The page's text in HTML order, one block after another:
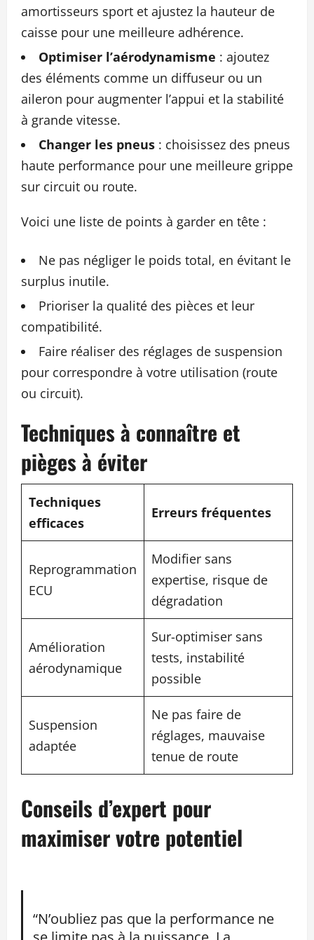
amortisseurs sport et ajustez la hauteur de
caisse pour une meilleure adhérence.
Optimiser l’aérodynamisme : ajoutez
des éléments comme un diffuseur ou un
aileron pour augmenter l’appui et la stabilité
à grande vitesse.
Changer les pneus : choisissez des pneus
haute performance pour une meilleure grippe
sur circuit ou route.
Voici une liste de points à garder en tête :
Ne pas négliger le poids total, en évitant le
surplus inutile.
Prioriser la qualité des pièces et leur
compatibilité.
Faire réaliser des réglages de suspension
pour correspondre à votre utilisation (route
ou circuit).
Techniques à connaître et
pièges à éviter
Techniques
efficaces
Erreurs fréquentes
Reprogrammation
ECU
Modifier sans
expertise, risque de
dégradation
Amélioration
aérodynamique
Sur-optimiser sans
tests, instabilité
possible
Suspension
adaptée
Ne pas faire de
réglages, mauvaise
tenue de route
Conseils d’expert pour
maximiser votre potentiel
“N’oubliez pas que la performance ne